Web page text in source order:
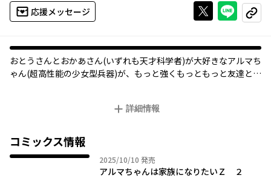
応援メッセージ Xで投稿する
ライン
コピー
おとうさんとおかあさん(いずれも天才科学者)が大好きなアルマち
ゃん(超高性能の少女型兵器)が、もっと強くもっともっと友達とも
ちゃんに家族も友達も…そして敵も目が離せず、彼女の周囲はい
『少女型兵器は家族になりたい』 コミックス①～③巻で確認でき
ます！
詳細情報
コミックス情報
2025/10/10 2025年10月10日
発売
アルマちゃんは家族になりたいＺ ２